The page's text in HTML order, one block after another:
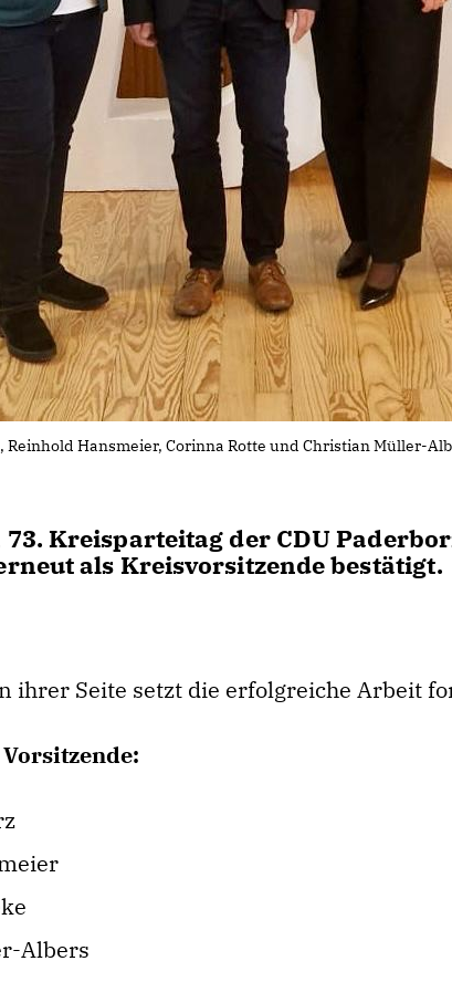
Reinhold Hansmeier, Corinna Rotte und Christian Müller-
73. Kreisparteitag der CDU
als Kreisvorsitzende bestätigt.
ihrer Seite setzt die erfolgreiche Arbeit
Albers